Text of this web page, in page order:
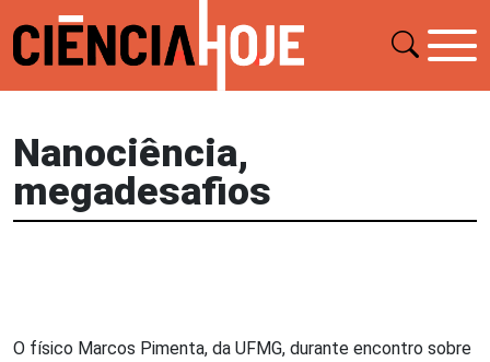
Nanociência,
megadesafios
O físico Marcos Pimenta, da UFMG, durante encontro sobre